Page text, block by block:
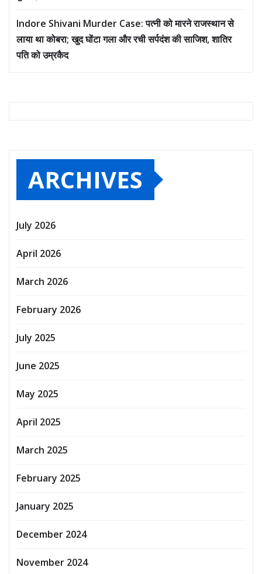
Indore Shivani Murder Case: पत्नी को मारने राजस्थान से
लाया था कोबरा; खुद घोंटा गला और रची सर्पदंश की साजिश, शातिर
पति को उम्रकैद
ARCHIVES
July 2026
April 2026
March 2026
February 2026
July 2025
June 2025
May 2025
April 2025
March 2025
February 2025
January 2025
December 2024
November 2024